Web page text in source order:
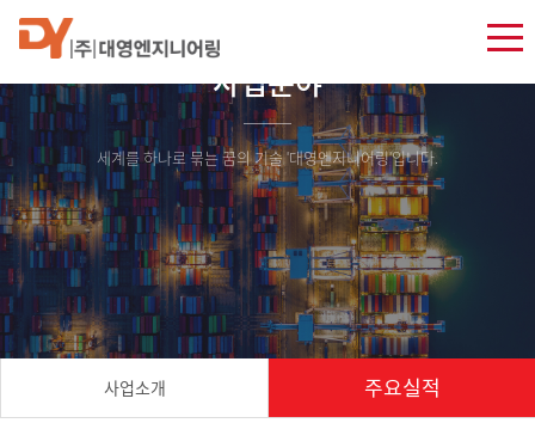
사업소개 주요실적
사업분야
세계를 하나로 묶는 꿈의 기술 '대영엔지니어링'입니다.